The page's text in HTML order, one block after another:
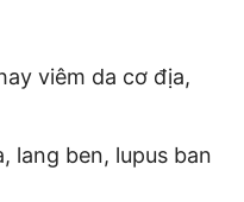
viêm da cơ địa,
lang ben, lupus ban